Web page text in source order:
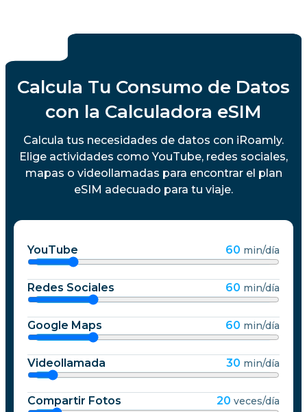
Calcula Tu Consumo de Datos
con la Calculadora eSIM
Calcula tus necesidades de datos con iRoamly.
Elige actividades como YouTube, redes sociales,
mapas o videollamadas para encontrar el plan
eSIM adecuado para tu viaje.
YouTube 60 min/día
Redes Sociales 60 min/día
Google Maps 60 min/día
Videollamada 30 min/día
Compartir Fotos 20 veces/día